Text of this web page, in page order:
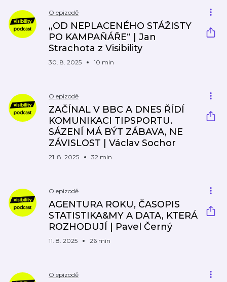
O epizodě
„OD NEPLACENÉHO STÁŽISTY
PO KAMPAŇÁŘE“ | Jan
Strachota z Visibility
30. 8. 2025 10 min
O epizodě
ZAČÍNAL V BBC A DNES ŘÍDÍ
KOMUNIKACI TIPSPORTU.
SÁZENÍ MÁ BÝT ZÁBAVA, NE
ZÁVISLOST | Václav Sochor
21. 8. 2025 32 min
O epizodě
AGENTURA ROKU, ČASOPIS
STATISTIKA&MY A DATA, KTERÁ
ROZHODUJÍ | Pavel Černý
11. 8. 2025 26 min
O epizodě